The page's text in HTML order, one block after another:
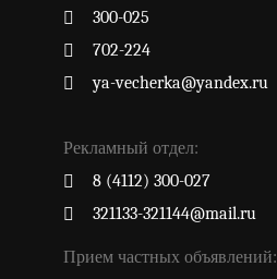
300-025
702-224
ya-vecherka@yandex.ru
Рекламный отдел:
8 (4112) 300-027
321133-321144@mail.ru
Прием частных объявлений: